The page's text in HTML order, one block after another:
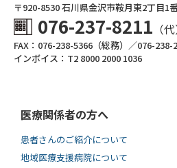
〒920-8530 ⽯川県⾦沢市鞍⽉東2丁⽬1
076-237-8211 （代
FAX：076-238-5366（総務）／076-238-
インボイス：T2 8000 2000 1036
医療関係者の方へ
患者さんのご紹介について
地域医療支援病院について